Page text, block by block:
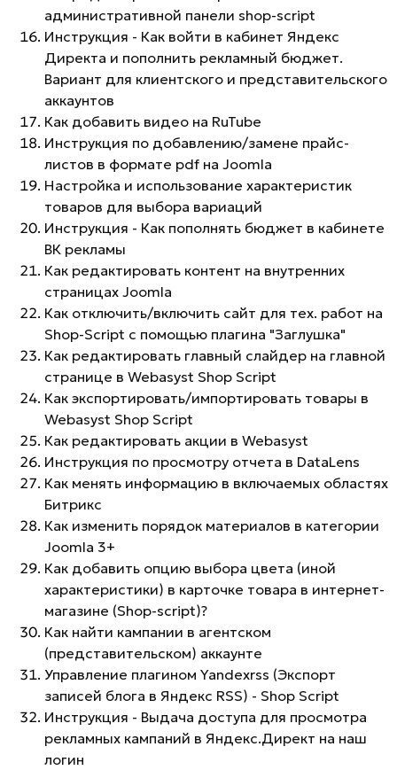
административной панели shop-script
Инструкция - Как войти в кабинет Яндекс
Директа и пополнить рекламный бюджет.
Вариант для клиентского и представительского
аккаунтов
Как добавить видео на RuTube
Инструкция по добавлению/замене прайс-
листов в формате pdf на Joomla
Настройка и использование характеристик
товаров для выбора вариаций
Инструкция - Как пополнять бюджет в кабинете
ВК рекламы
Как редактировать контент на внутренних
страницах Joomla
Как отключить/включить сайт для тех. работ на
Shop-Script с помощью плагина "Заглушка"
Как редактировать главный слайдер на главной
странице в Webasyst Shop Script
Как экспортировать/импортировать товары в
Webasyst Shop Script
Как редактировать акции в Webasyst
Инструкция по просмотру отчета в DataLens
Как менять информацию в включаемых областях
Битрикс
Как изменить порядок материалов в категории
Joomla 3+
Как добавить опцию выбора цвета (иной
характеристики) в карточке товара в интернет-
магазине (Shop-script)?
Как найти кампании в агентском
(представительском) аккаунте
Управление плагином Yandexrss (Экспорт
записей блога в Яндекс RSS) - Shop Script
Инструкция - Выдача доступа для просмотра
рекламных кампаний в Яндекс.Директ на наш
логин